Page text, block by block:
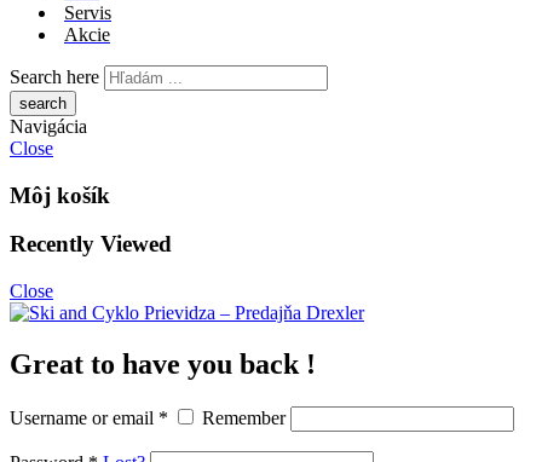
Servis
Akcie
Search here
Navigácia
Close
Môj košík
Recently Viewed
Close
Great to have you back !
Username or email * Remember